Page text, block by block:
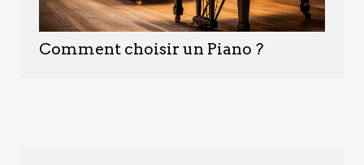
Comment choisir un Piano ?